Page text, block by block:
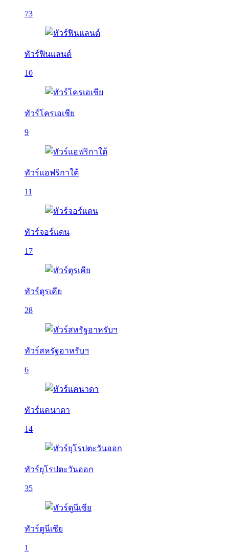
73
ทัวร์ฟินแลนด์
10
ทัวร์โครเอเชีย
9
ทัวร์แอฟริกาใต้
11
ทัวร์จอร์แดน
17
ทัวร์ตุรเคีย
28
ทัวร์สหรัฐอาหรับฯ
6
ทัวร์แคนาดา
14
ทัวร์ยุโรปตะวันออก
35
ทัวร์ตูนีเซีย
1